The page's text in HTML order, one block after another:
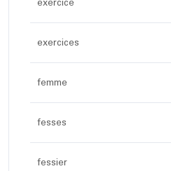
exercices
femme
fesses
fessier